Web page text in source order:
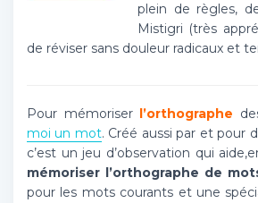
plein de règles,
Mistigri (très
de réviser sans douleur radicaux et
Pour mémoriser l’orthographe
moi un mot. Créé aussi par et pour
c’est un jeu d’observation qui
mémoriser l’orthographe de
pour les mots courants et une